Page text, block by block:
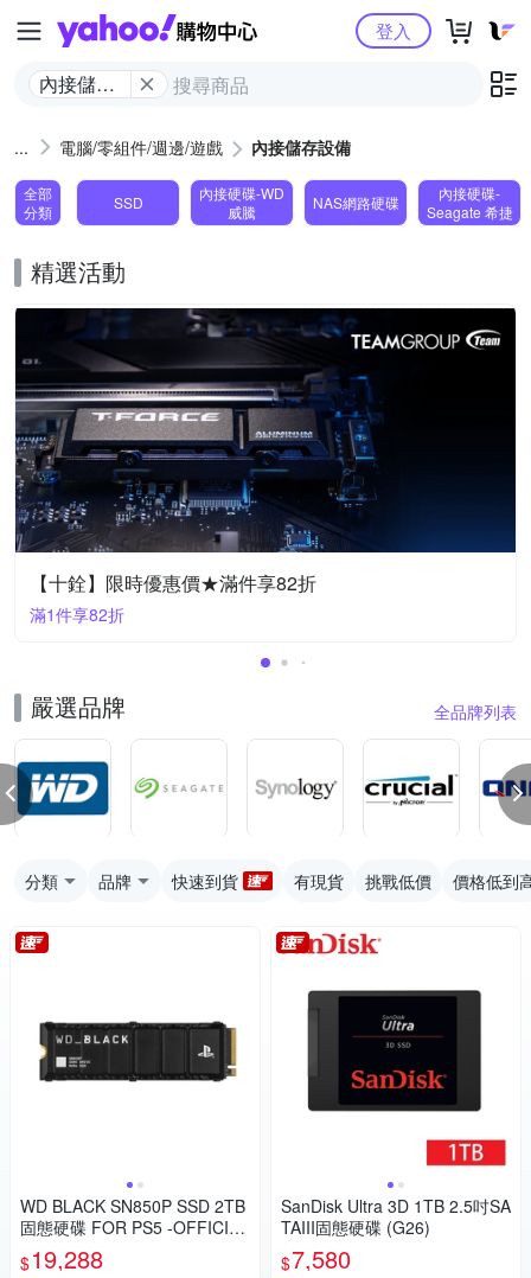
Yahoo購物中心
內接儲存
登入
電腦/零組件/週邊/遊戲 內接儲存設備
全部
分類
SSD
內接硬碟-WD
威騰
NAS網路硬碟
內接硬碟-
Seagate 希捷
精選活動
【十銓】限時優惠價★滿件享82折
滿1件享82折
嚴選品牌 全品牌列表
分類 品牌 快速到貨 有現貨 挑戰低價 價格低到
WD BLACK SN850P SSD 2TB
固態硬碟 FOR PS5 -OFFICIAL
LY LICENSED
$19,288
SanDisk Ultra 3D 1TB 2.5吋SA
TAIII固態硬碟 (G26)
$7,580